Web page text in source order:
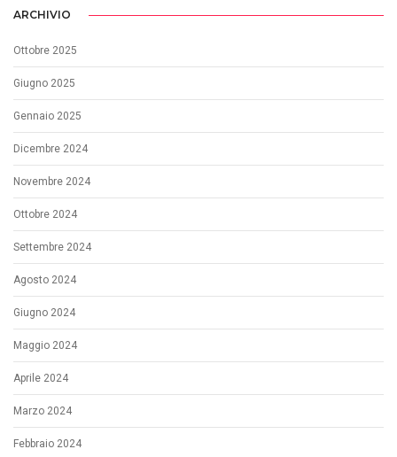
ARCHIVIO
Ottobre 2025
Giugno 2025
Gennaio 2025
Dicembre 2024
Novembre 2024
Ottobre 2024
Settembre 2024
Agosto 2024
Giugno 2024
Maggio 2024
Aprile 2024
Marzo 2024
Febbraio 2024